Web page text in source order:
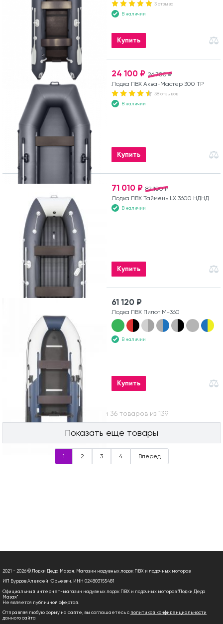
3 отзыва
В наличии
Купить
26 700 ₽
24 100 ₽
Лодка ПВХ Аква-Мастер 300 ТР
38 отзывов
В наличии
Купить
82 100 ₽
71 010 ₽
Лодка ПВХ Таймень LX 3600 НДНД
В наличии
Купить
61 120 ₽
Лодка ПВХ Пилот М-360
В наличии
Купить
Вы посмотрели 36 товаров из 139
Показать еще товары
1 2 3 4 Вперед
2021 - 2026 © Лодки Деда Мазая. Магазин надувных лодок ПВХ и лодочных моторов
ИП Бурдов Алексей Юрьевич, ИНН 024803155481
Официальный интернет-магазин надувных лодок ПВХ и лодочных моторов "Лодки Деда
Мазая"
Не является публичной офертой.
Отправляя любую форму на сайте, вы соглашаетесь с политикой конфиденциальности
данного сайта